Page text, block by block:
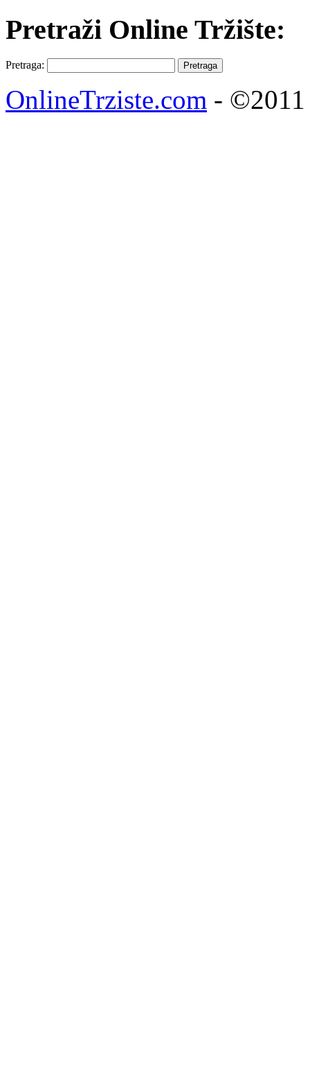
Pretraži Online Tržište:
Pretraga:
OnlineTrziste.com - ©2011